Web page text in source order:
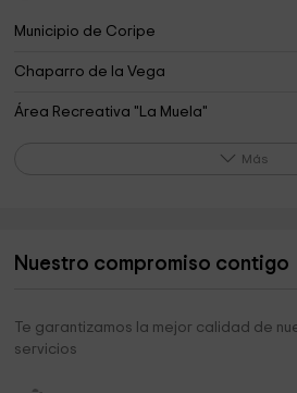
Municipio de Coripe
Chaparro de la Vega
Área Recreativa "La Muela"
Rancho Las Reinas
Jehová
Más
Nuestro compromiso contigo
Te garantizamos la mejor calidad de
servicios